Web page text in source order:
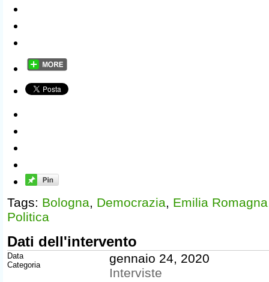
Tags: Bologna, Democrazia, Emilia Romagna
Politica
Dati dell'intervento
Data
Categoria
gennaio 24, 2020
Interviste